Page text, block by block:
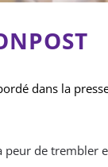
dans la
peur de trembler